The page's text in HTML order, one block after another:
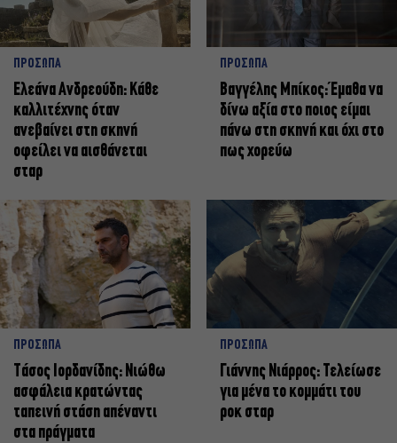
ΠΡΟΣΩΠΑ
Ελεάνα Ανδρεούδη: Κάθε
καλλιτέχνης όταν
ανεβαίνει στη σκηνή
οφείλει να αισθάνεται
σταρ
ΠΡΟΣΩΠΑ
Βαγγέλης Μπίκος: Έμαθα να
δίνω αξία στο ποιος είμαι
πάνω στη σκηνή και όχι στο
πως χορεύω
ΠΡΟΣΩΠΑ
Tάσος Ιορδανίδης: Νιώθω
ασφάλεια κρατώντας
ταπεινή στάση απέναντι
στα πράγματα
ΠΡΟΣΩΠΑ
Γιάννης Νιάρρος: Τελείωσε
για μένα το κομμάτι του
ροκ σταρ